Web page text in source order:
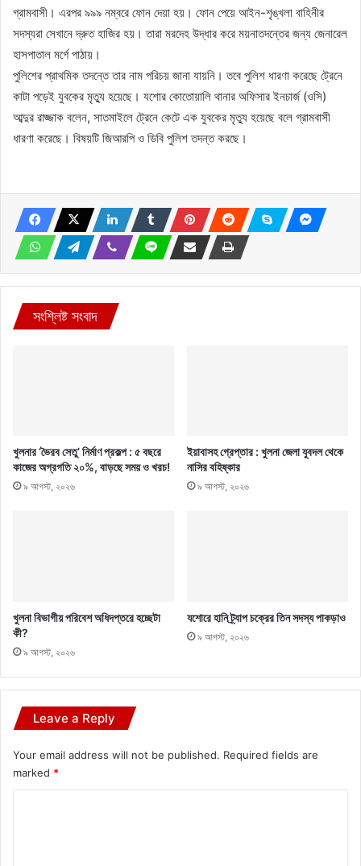
গ্রামবাসী। এরপর ৯৯৯ নম্বরে ফোন দেয়া হয়। ফোন পেয়ে আইন-শৃঙ্খলা বাহিনীর
সদস্যরা সেখানে দ্রুত হাজির হয়। তারা মরদেহ উদ্ধার করে ময়নাতদন্তের জন্য জেনারেল
হাসপাতাল মর্গে পাঠায়।
পুলিশের প্রাথমিক তদন্তে তার নাম পরিচয় জানা যায়নি। তবে পুলিশ ধারণা করেছে ট্রেনে
কাটা পড়েই যুবকের মৃত্যু হয়েছে। যশোর কোতোয়ালি থানার অফিসার ইনচার্জ (ওসি)
আব্দুর রাজ্জাক বলেন, সাতমাইলে ট্রেনে কেটে এক যুবকের মৃত্যু হয়েছে বলে গ্রামবাসী
ধারণা করেছে। বিষয়টি জিআরপি ও ডিবি পুলিশ তদন্ত করছে।
সংশ্লিষ্ট সংবাদ
খুলনার ‘ভৈরব সেতু’ নির্মাণ প্রকল্প : ৫ বছরে
কাজের অগ্রগতি ২০%, বাড়ছে সময় ও খরচ!
৯ আগস্ট, ২০২৬
ইয়াবাসহ গ্রেপ্তার : খুলনা জেলা যুবদল থেকে
নাসির বহিষ্কার
৯ আগস্ট, ২০২৬
খুলনা বিভাগীয় পরিবেশ অধিদপ্তরে হচ্ছেটা
কী?
৯ আগস্ট, ২০২৬
যশোরে হানি ট্র্যাপ চক্রের তিন সদস্য পাকড়াও
৯ আগস্ট, ২০২৬
Leave a Reply
Your email address will not be published. Required fields are
marked *